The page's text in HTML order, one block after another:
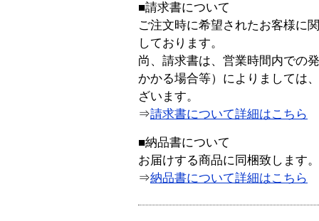
■請求書について
ご注文時に希望されたお客様に
しております。
尚、請求書は、営業時間内での
かかる場合等）によりましては
ざいます。
⇒請求書について詳細はこちら
■納品書について
お届けする商品に同梱致します。
⇒納品書について詳細はこちら